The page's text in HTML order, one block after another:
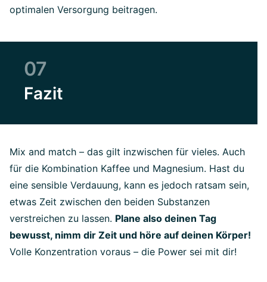
optimalen Versorgung beitragen.
07
Fazit
Mix and match – das gilt inzwischen für vieles. Auch
für die Kombination Kaffee und Magnesium. Hast du
eine sensible Verdauung, kann es jedoch ratsam sein,
etwas Zeit zwischen den beiden Substanzen
verstreichen zu lassen. Plane also deinen Tag
bewusst, nimm dir Zeit und höre auf deinen Körper!
Volle Konzentration voraus – die Power sei mit dir!